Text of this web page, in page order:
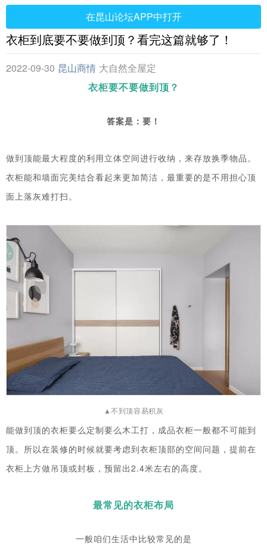
在昆山论坛APP中打开
衣柜到底要不要做到顶？看完这篇就够了！
2022-09-30 昆山商情 大自然全屋定
制
衣柜要不要做到顶？
答案是：要！
做到顶能最大程度的利用立体空间进行收纳，来存放换季物品。
衣柜能和墙面完美结合看起来更加简洁，最重要的是不用担心顶
面上落灰难打扫。
▲不到顶容易积灰
能做到顶的衣柜要么定制要么木工打，成品衣柜一般都不可能到
顶。所以在装修的时候就要考虑到衣柜顶部的空间问题，提前在
衣柜上方做吊顶或封板，预留出2.4米左右的高度。
最常见的衣柜布局
一般咱们生活中 比较常见的是